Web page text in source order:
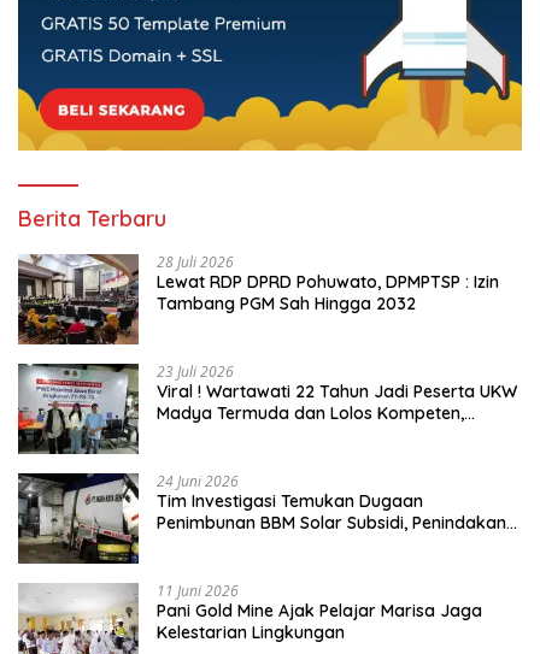
Berita Terbaru
28 Juli 2026
Lewat RDP DPRD Pohuwato, DPMPTSP : Izin
Tambang PGM Sah Hingga 2032
23 Juli 2026
Viral ! Wartawati 22 Tahun Jadi Peserta UKW
Madya Termuda dan Lolos Kompeten,
24 Juni 2026
Tim Investigasi Temukan Dugaan
Penimbunan BBM Solar Subsidi, Penindakan
11 Juni 2026
Pani Gold Mine Ajak Pelajar Marisa Jaga
Kelestarian Lingkungan